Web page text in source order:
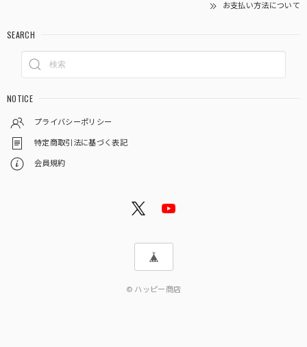
お支払い方法について
SEARCH
NOTICE
プライバシーポリシー
特定商取引法に基づく表記
会員規約
© ハッピー商店